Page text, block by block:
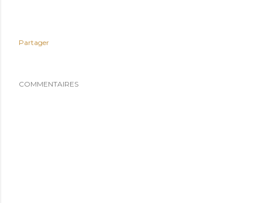
Partager
COMMENTAIRES